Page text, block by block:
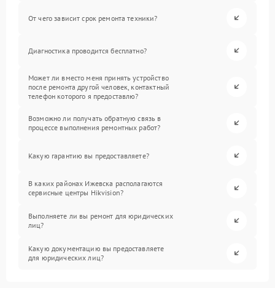
От чего зависит срок ремонта техники?
Диагностика проводится бесплатно?
Может ли вместо меня принять устройство
после ремонта другой человек, контактный
телефон которого я предоставлю?
Возможно ли получать обратную связь в
процессе выполнения ремонтных работ?
Какую гарантию вы предоставляете?
В каких районах Ижевска располагаются
сервисные центры Hikvision?
Выполняете ли вы ремонт для юридических
лиц?
Какую документацию вы предоставляете
для юридических лиц?